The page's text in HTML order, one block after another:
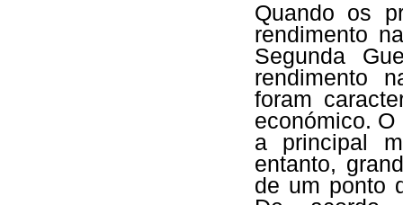
Quando os
rendimento
Segunda
rendimento
foram
económico.
a principal
entanto,
de um ponto